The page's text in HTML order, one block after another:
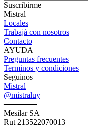
Suscribirme
Mistral
Locales
Trabajá con nosotros
Contacto
AYUDA
Preguntas frecuentes
Terminos y condiciones
Seguinos
Mistral
@mistraluy
──────
Mesilar SA
Rut 213522070013